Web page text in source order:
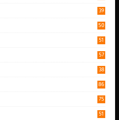
39
50
51
57
38
86
75
51